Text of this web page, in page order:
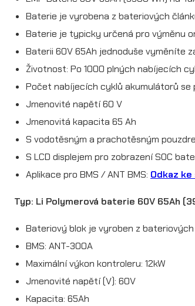
Baterie je vyrobena z bateriových
Baterie je typicky určená pro výměnu
Baterii 60V 65Ah jednoduše vyměníte
Životnost: Po 1000 plných nabíjecích
Počet nabíjecích cyklů akumulátorů se
Jmenovité napětí 60 V
Jmenovitá kapacita 65 Ah
S vodotěsným a prachotěsným
S LCD displejem pro zobrazení SOC
Aplikace pro BMS / ANT BMS: Odkaz
Typ: Li Polymerová baterie 60V 65Ah
Bateriový blok je vyroben z bateriových
BMS: ANT-300A
Maximální výkon kontroleru: 12kW
Jmenovité napětí (V): 60V
Kapacita: 65Ah